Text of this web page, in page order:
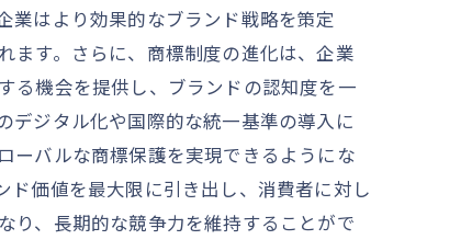
業はより効果的なブランド戦略を策定
ます。さらに、商標制度の進化は、企業
る機会を提供し、ブランドの認知度を一
デジタル化や国際的な統一基準の導入に
ーバルな商標保護を実現できるようにな
ド価値を最大限に引き出し、消費者に対し
り、長期的な競争力を維持することがで